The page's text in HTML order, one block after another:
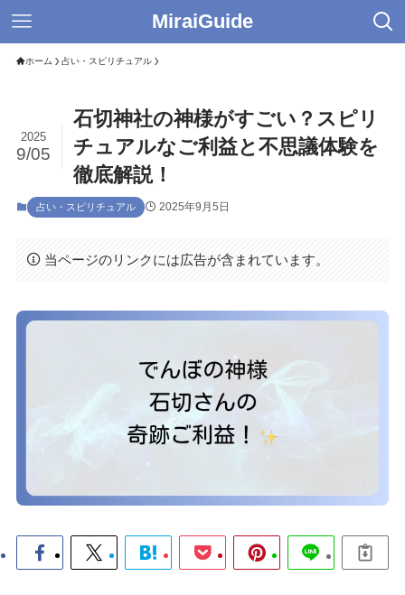
MiraiGuide
ホーム 占い・スピリチュアル
石切神社の神様がすごい？スピリ
チュアルなご利益と不思議体験を
徹底解説！
2025
9/05
占い・スピリチュアル 2025年9月5日
当ページのリンクには広告が含まれています。